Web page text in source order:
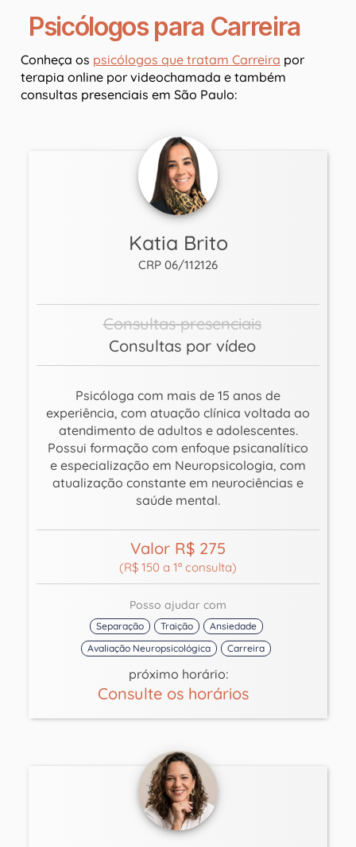
Psicólogos para Carreira
Conheça os psicólogos que tratam Carreira por
terapia online por videochamada e também
consultas presenciais em São Paulo:
Katia Brito
CRP 06/112126
Consultas presenciais
Consultas por vídeo
Psicóloga com mais de 15 anos de
experiência, com atuação clínica voltada ao
atendimento de adultos e adolescentes.
Possui formação com enfoque psicanalítico
e especialização em Neuropsicologia, com
atualização constante em neurociências e
saúde mental.
Valor R$ 275
(R$ 150 a 1ª consulta)
Posso ajudar com
Separação Traição
Ansiedade
Avaliação Neuropsicológica
Carreira
próximo horário:
Consulte os horários